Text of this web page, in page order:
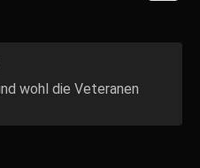
wohl die Veteranen